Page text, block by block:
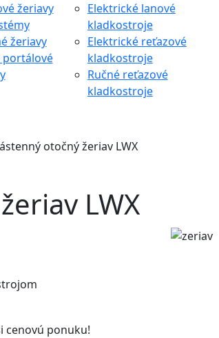
žeriavy
žeriavy
portálové
Elektrické lanové
kladkostroje
Elektrické reťazové
kladkostroje
Ručné reťazové
kladkostroje
otočný žeriav LWX
LWX
cenovú ponuku!